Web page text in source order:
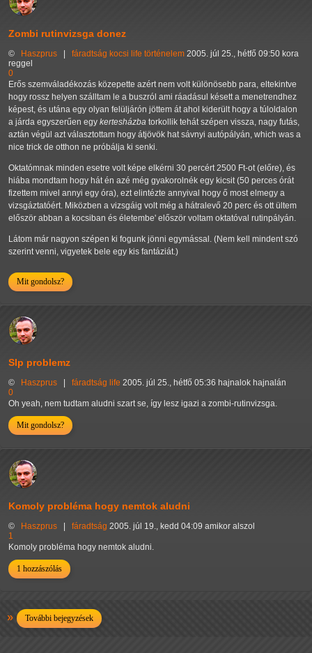
Zombi rutinvizsga donez
© Haszprus fáradtság kocsi life történelem 2005. júl 25., hétfő 09:50 kora
reggel
0
Erős szemváladékozás közepette azért nem volt különösebb para, eltekintve
hogy rossz helyen szálltam le a buszról ami ráadásul késett a menetrendhez
képest, és utána egy olyan felüljárón jöttem át ahol kiderült hogy a túloldalon
a járda egyszerűen egy kertesházba torkollik tehát szépen vissza, nagy futás,
aztán végül azt választottam hogy átjövök hat sávnyi autópályán, which was a
nice trick de otthon ne próbálja ki senki.
Oktatómnak minden esetre volt képe elkérni 30 percért 2500 Ft-ot (előre), és
hiába mondtam hogy hát én azé még gyakorolnék egy kicsit (50 perces órát
fizettem mivel annyi egy óra), ezt elintézte annyival hogy ő most elmegy a
vizsgáztatóért. Miközben a vizsgáig volt még a hátralevő 20 perc és ott ültem
először abban a kocsiban és életembe' először voltam oktatóval rutinpályán.
Látom már nagyon szépen ki fogunk jönni egymással. (Nem kell mindent szó
szerint venni, vigyetek bele egy kis fantáziát.)
Mit gondolsz?
Slp problemz
© Haszprus fáradtság life 2005. júl 25., hétfő 05:36 hajnalok hajnalán
0
Oh yeah, nem tudtam aludni szart se, így lesz igazi a zombi-rutinvizsga.
Mit gondolsz?
Komoly probléma hogy nemtok aludni
© Haszprus fáradtság 2005. júl 19., kedd 04:09 amikor alszol
1
Komoly probléma hogy nemtok aludni.
1 hozzászólás
További bejegyzések